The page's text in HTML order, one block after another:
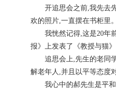
开追思会之前,我先去先
欢的照片,一直摆在书柜里
我恍然记得,这是20年前
报》上发表了《教授与猫
追思会上,先生的老同学
解老年人,并且以平等态度
我心中的郝先生是平和